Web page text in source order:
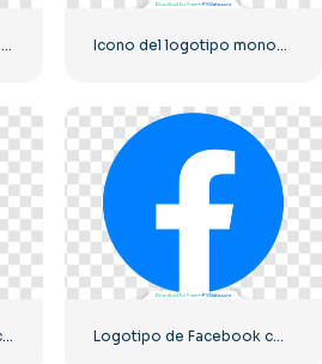
Icono de la aplicación del logotipo cuadrado redondeado rojo de McDonald's (2025) – Descargar PNG gratis Icono del logotipo monocromático negro de YouTube: descarga PNG gratuita
Logotipo de manzana oscura Logotipo de Facebook con un círculo azul